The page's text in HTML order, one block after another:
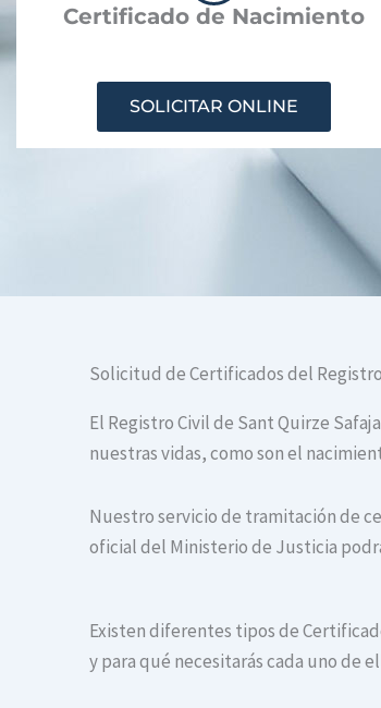
Certificado de Nacimiento
SOLICITAR ONLINE
Solicitud de Certificados del
El Registro Civil de Sant Quirze
nuestras vidas, como son el
Nuestro servicio de tramitación de
oficial del Ministerio de Justicia
Existen diferentes tipos de
y para qué necesitarás cada uno de